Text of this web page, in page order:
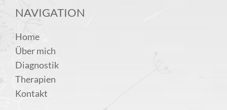
NAVIGATION
Home
Über mich
Diagnostik
Therapien
Kontakt